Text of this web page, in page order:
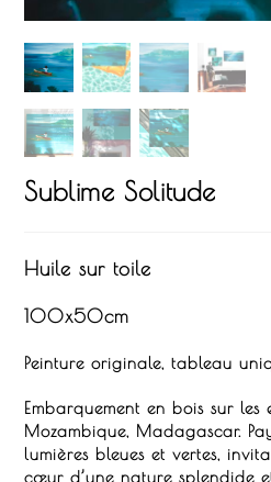
Sublime Solitude
Huile sur toile
100x50cm
Peinture originale, tableau
Embarquement en bois sur
Mozambique, Madagascar.
lumières bleues et vertes,
cœur d’une nature splendide